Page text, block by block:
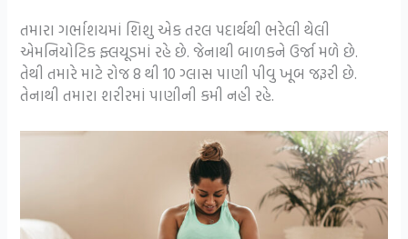
તમારા ગર્ભાશયમાં શિશુ એક તરલ પદાર્થથી ભરેલી થેલી
એમનિયોટિક ફ્લયૂડમાં રહે છે. જેનાથી બાળકને ઉર્જા મળે છે.
તેથી તમારે માટે રોજ 8 થી 10 ગ્લાસ પાણી પીવુ ખૂબ જરૂરી છે.
તેનાથી તમારા શરીરમાં પાણીની કમી નહી રહે.